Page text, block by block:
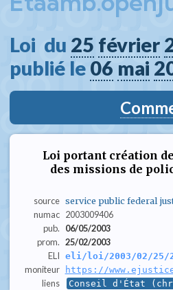
Loi  du 25 février
publié le 06 mai
Loi portant création
des missions de
source service public federal
numac 2003009406
pub.
06/05/2003
prom. 25/02/2003
ELI eli/loi/2003/02/25/
moniteur https://
liens Conseil d'État